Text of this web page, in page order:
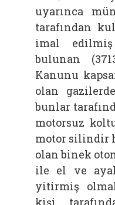
uyarınca
tarafından
imal
bulunan
Kanunu
olan
bunlar
motorsuz
motor silindir
olan binek
ile el ve
yitirmiş
kişi